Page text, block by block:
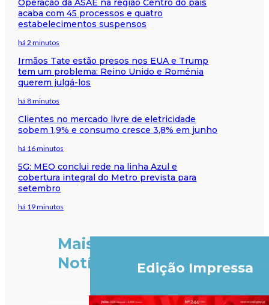
acaba com 45 processos e quatro
estabelecimentos suspensos
há 2 minutos
Irmãos Tate estão presos nos EUA e Trump
tem um problema: Reino Unido e Roménia
querem julgá-los
há 8 minutos
Clientes no mercado livre de eletricidade
sobem 1,9% e consumo cresce 3,8% em junho
há 16 minutos
5G: MEO conclui rede na linha Azul e
cobertura integral do Metro prevista para
setembro
há 19 minutos
Mais
Notícias
Edição Impressa